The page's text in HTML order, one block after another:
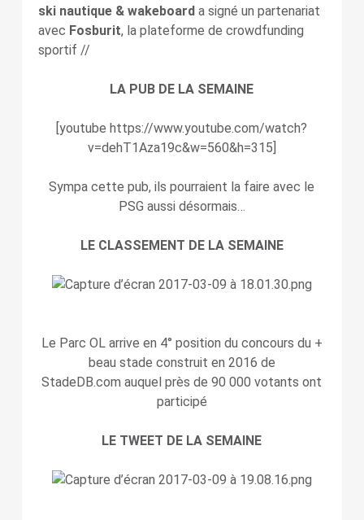
ski nautique & wakeboarda signé un partenariat
avec Fosburit, la plateforme de crowdfunding
sportif //
LA PUB DE LA SEMAINE
[youtube https://www.youtube.com/watch?
v=dehT1Aza19c&w=560&h=315]
Sympa cette pub, ils pourraient la faire avec le
PSG aussi désormais…
LE CLASSEMENT DE LA SEMAINE
Le Parc OL arrive en 4° position du concours du +
beau stade construit en 2016 de
StadeDB.com auquel près de 90 000 votants ont
participé
LE TWEET DE LA SEMAINE